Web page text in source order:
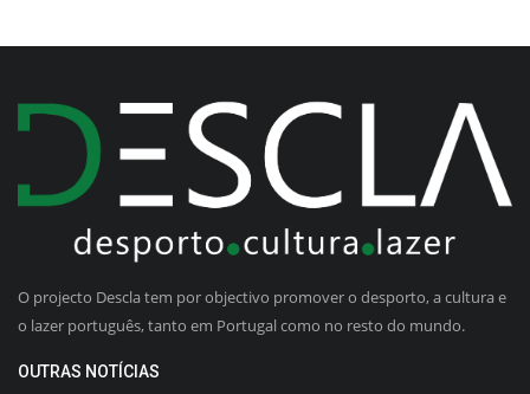
O projecto Descla tem por objectivo promover o desporto, a cultura e
o lazer português, tanto em Portugal como no resto do mundo.
OUTRAS NOTÍCIAS